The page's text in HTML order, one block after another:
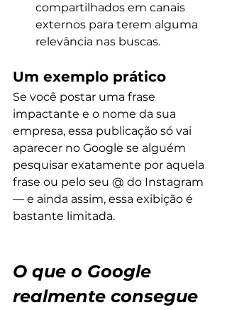
compartilhados em canais
externos para terem alguma
relevância nas buscas.
Um exemplo prático
Se você postar uma frase
impactante e o nome da sua
empresa, essa publicação só vai
aparecer no Google se alguém
pesquisar exatamente por aquela
frase ou pelo seu @ do Instagram
— e ainda assim, essa exibição é
bastante limitada.
O que o Google
realmente consegue